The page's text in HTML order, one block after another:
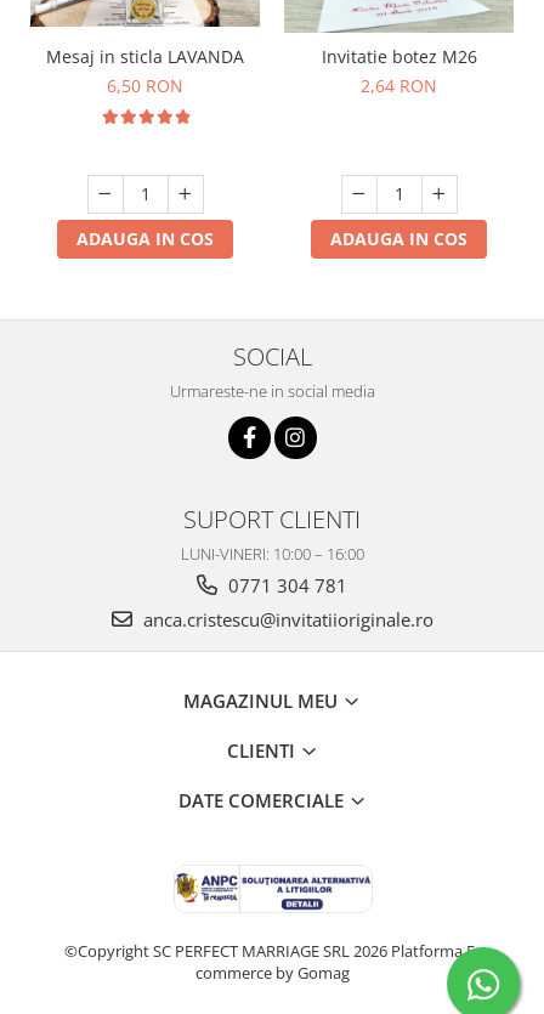
Mesaj in sticla LAVANDA
6,50 RON
ADAUGA IN COS
Invitatie botez M26
2,64 RON
ADAUGA IN COS
SOCIAL
Urmareste-ne in social media
SUPORT CLIENTI
LUNI-VINERI: 10:00 – 16:00
0771 304 781
anca.cristescu@invitatiioriginale.ro
MAGAZINUL MEU
CLIENTI
DATE COMERCIALE
©Copyright SC PERFECT MARRIAGE SRL 2026 Platforma E-
commerce by Gomag